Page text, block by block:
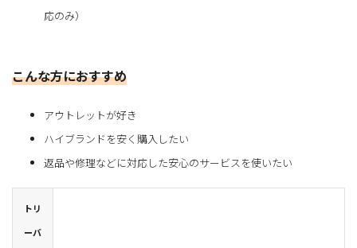
応のみ）
こんな方におすすめ
アウトレットが好き
ハイブランドを安く購入したい
返品や修理などに対応した安心のサービスを使いたい
トリ
ーバ